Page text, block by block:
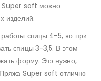
Super soft можно
изделий.
работы спицы 4-5, но при
спицы 3-3,5. В этом
форму. Это нужно,
Super soft отлично